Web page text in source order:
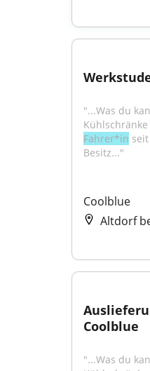
"...Was du
Fahrer*in
Besitz..."
Coolblue
Altdorf
Coolblue
"...Was du